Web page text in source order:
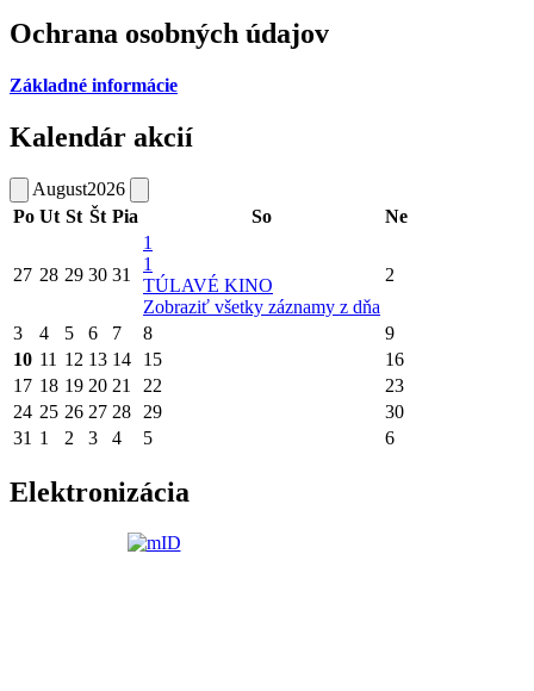
Ochrana osobných údajov
Základné informácie
Kalendár akcií
August2026
Po Ut St Št Pia So Ne
27 28 29 30 31
1
1
TÚLAVÉ KINO
Zobraziť všetky záznamy z dňa
2
3 4 5 6 7 8
9
10 11 12 13 14 15
16
17 18 19 20 21 22
23
24 25 26 27 28 29
30
31 1 2 3 4 5 6
Elektronizácia